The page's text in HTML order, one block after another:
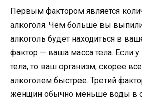
Первым фактором является
алкоголя. Чем больше вы
алкоголь будет находиться в
фактор — ваша масса тела. Если
тела, то ваш организм, скорее
алкоголем быстрее. Третий
женщин обычно меньше воды в